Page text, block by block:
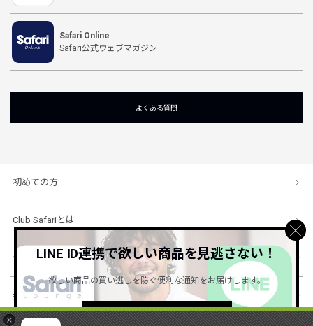
×
Safari Online
Safari公式ウェブマガジン
よくある質問
初めての方
Club Safariとは
ショッピングガイド
会社概要・規約
LINE ID連携で欲しい商品を見逃さない！
欲しい商品の買い逃しを防ぐ便利な通知をお届けします。
詳しくはこちら ＞